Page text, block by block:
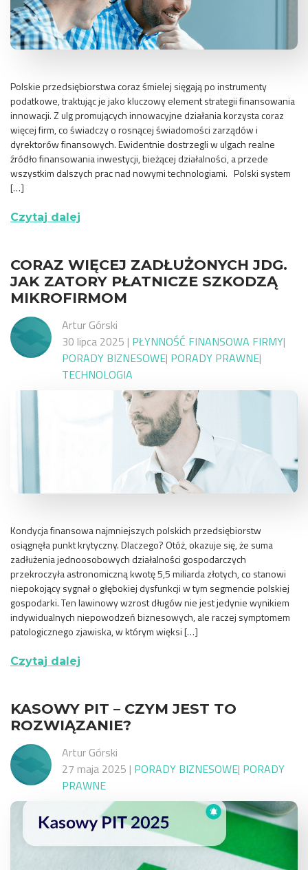
Polskie przedsiębiorstwa coraz śmielej sięgają po instrumenty
podatkowe, traktując je jako kluczowy element strategii finansowania
innowacji. Z ulg promujących innowacyjne działania korzysta coraz
więcej firm, co świadczy o rosnącej świadomości zarządów i
dyrektorów finansowych. Ewidentnie dostrzegli w ulgach realne
źródło finansowania inwestycji, bieżącej działalności, a przede
wszystkim dalszych prac nad nowymi technologiami. Polski system
[…]
Czytaj dalej
CORAZ WIĘCEJ ZADŁUŻONYCH JDG.
JAK ZATORY PŁATNICZE SZKODZĄ
MIKROFIRMOM
Artur Górski
30 lipca 2025 | PŁYNNOŚĆ FINANSOWA FIRMY|
PORADY BIZNESOWE| PORADY PRAWNE|
TECHNOLOGIA
Kondycja finansowa najmniejszych polskich przedsiębiorstw
osiągnęła punkt krytyczny. Dlaczego? Otóż, okazuje się, że suma
zadłużenia jednoosobowych działalności gospodarczych
przekroczyła astronomiczną kwotę 5,5 miliarda złotych, co stanowi
niepokojący sygnał o głębokiej dysfunkcji w tym segmencie polskiej
gospodarki. Ten lawinowy wzrost długów nie jest jedynie wynikiem
indywidualnych niepowodzeń biznesowych, ale raczej symptomem
patologicznego zjawiska, w którym więksi […]
Czytaj dalej
KASOWY PIT – CZYM JEST TO
ROZWIĄZANIE?
Artur Górski
27 maja 2025 | PORADY BIZNESOWE| PORADY
PRAWNE